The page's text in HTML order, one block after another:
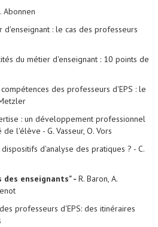
Abonnen
d'enseignant : le cas des professeurs
du métier d'enseignant : 10 points de
des professeurs d'EPS : le
: un développement professionnel
l'élève - G. Vasseur, O. Vors
d'analyse des pratiques ? - C.
enseignants" - R. Baron, A.
professeurs d'EPS: des itinéraires